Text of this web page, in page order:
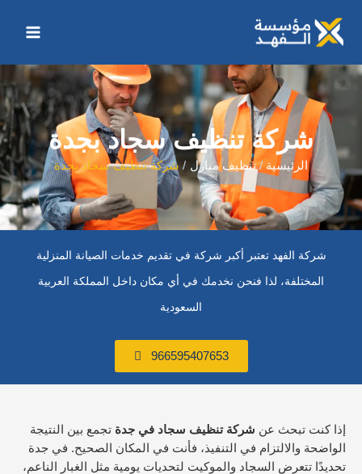
المحتوى
شركة تنظيف سجاد بجدة
الرئيسية تنظيف منازل شركة تنظيف سجاد بجدة
شركة الفهد تعتبر أكبر شركة في تقديم خدمات الصيانة المنزلية
المختلفة، لذا فنحن نخدمك في أي مكان داخل المملكة العربية
السعودية
966595407653
إذا كنت تبحث عن شركة تنظيف سجاد في جدة تجمع بين النتيجة
الواضحة والالتزام في التنفيذ، فأنت في المكان الصحيح. في جدة
تحديدًا تتعرض السجاد والموكيت لتحديات يومية مثل الغبار الناعم،